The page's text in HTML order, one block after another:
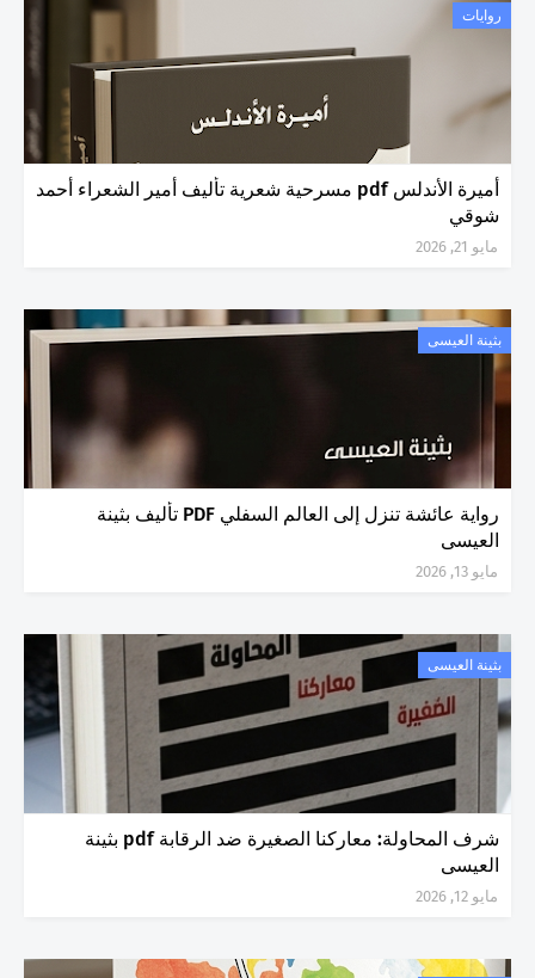
روايات
أميرة الأندلس pdf مسرحية شعرية تأليف أمير الشعراء أحمد
شوقي
مايو 21, 2026
بثينة العيسى
رواية عائشة تنزل إلى العالم السفلي PDF تأليف بثينة
العيسى
مايو 13, 2026
بثينة العيسى
شرف المحاولة: معاركنا الصغيرة ضد الرقابة pdf بثينة
العيسى
مايو 12, 2026